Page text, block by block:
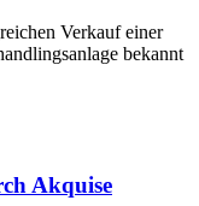
Verkauf einer
bekannt
Akquise